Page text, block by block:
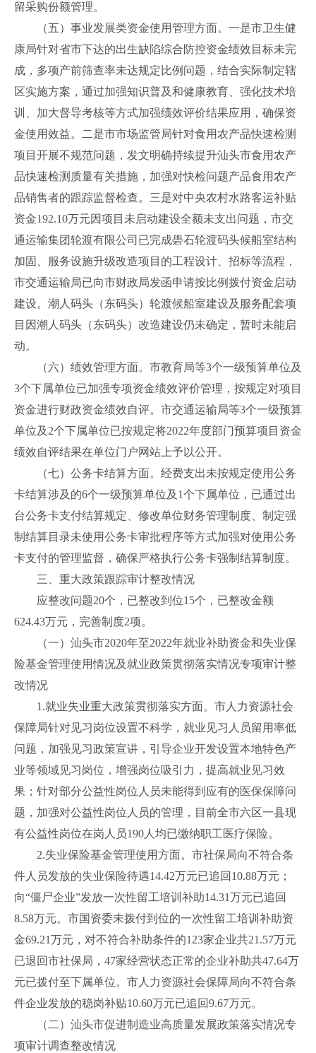
留采购份额管理。
（五）事业发展类资金使用管理方面。一是市卫生健
康局针对省市下达的出生缺陷综合防控资金绩效目标未完
成，多项产前筛查率未达规定比例问题，结合实际制定辖
区实施方案，通过加强知识普及和健康教育、强化技术培
训、加大督导考核等方式加强绩效评价结果应用，确保资
金使用效益。二是市市场监管局针对食用农产品快速检测
项目开展不规范问题，发文明确持续提升汕头市食用农产
品快速检测质量有关措施，加强对快检问题产品食用农产
品销售者的跟踪监督检查。三是对中央农村水路客运补贴
资金192.10万元因项目未启动建设全额未支出问题，市交
通运输集团轮渡有限公司已完成礐石轮渡码头候船室结构
加固、服务设施升级改造项目的工程设计、招标等流程，
市交通运输局已向市财政局发函申请按比例拨付资金启动
建设。潮人码头（东码头）轮渡候船室建设及服务配套项
目因潮人码头（东码头）改造建设仍未确定，暂时未能启
动。
（六）绩效管理方面。市教育局等3个一级预算单位及
3个下属单位已加强专项资金绩效评价管理，按规定对项目
资金进行财政资金绩效自评。市交通运输局等3个一级预算
单位及2个下属单位已按规定将2022年度部门预算项目资金
绩效自评结果在单位门户网站上予以公开。
（七）公务卡结算方面。经费支出未按规定使用公务
卡结算涉及的6个一级预算单位及1个下属单位，已通过出
台公务卡支付结算规定、修改单位财务管理制度、制定强
制结算目录未使用公务卡审批程序等方式加强对使用公务
卡支付的管理监督，确保严格执行公务卡强制结算制度。
三、重大政策跟踪审计整改情况
应整改问题20个，已整改到位15个，已整改金额
624.43万元，完善制度2项。
（一）汕头市2020年至2022年就业补助资金和失业保
险基金管理使用情况及就业政策贯彻落实情况专项审计整
改情况
1.就业失业重大政策贯彻落实方面。市人力资源社会
保障局针对见习岗位设置不科学，就业见习人员留用率低
问题，加强见习政策宣讲，引导企业开发设置本地特色产
业等领域见习岗位，增强岗位吸引力，提高就业见习效
果；针对部分公益性岗位人员未能得到应有的医保保障问
题，加强对公益性岗位人员的管理，目前全市六区一县现
有公益性岗位在岗人员190人均已缴纳职工医疗保险。
2.失业保险基金管理使用方面。市社保局向不符合条
件人员发放的失业保险待遇14.42万元已追回10.88万元；
向“僵尸企业”发放一次性留工培训补助14.31万元已追回
8.58万元。市国资委未拨付到位的一次性留工培训补助资
金69.21万元，对不符合补助条件的123家企业共21.57万元
已退回市社保局，47家经营状态正常的企业补助共47.64万
元已拨付至下属单位。市人力资源社会保障局向不符合条
件企业发放的稳岗补贴10.60万元已追回9.67万元。
（二）汕头市促进制造业高质量发展政策落实情况专
项审计调查整改情况